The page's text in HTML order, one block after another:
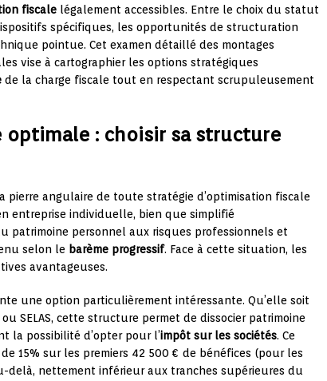
fiscale légalement accessibles. Entre le choix du statut
spécifiques, les opportunités de structuration
pointue. Cet examen détaillé des montages
vise à cartographier les options stratégiques
de la charge fiscale tout en respectant scrupuleusement
optimale : choisir sa structure
pierre angulaire de toute stratégie d’optimisation fiscale
entreprise individuelle, bien que simplifié
patrimoine personnel aux risques professionnels et
selon le barème progressif. Face à cette situation, les
avantageuses.
une option particulièrement intéressante. Qu’elle soit
ou SELAS, cette structure permet de dissocier patrimoine
la possibilité d’opter pour l’impôt sur les sociétés. Ce
15% sur les premiers 42 500 € de bénéfices (pour les
delà, nettement inférieur aux tranches supérieures du